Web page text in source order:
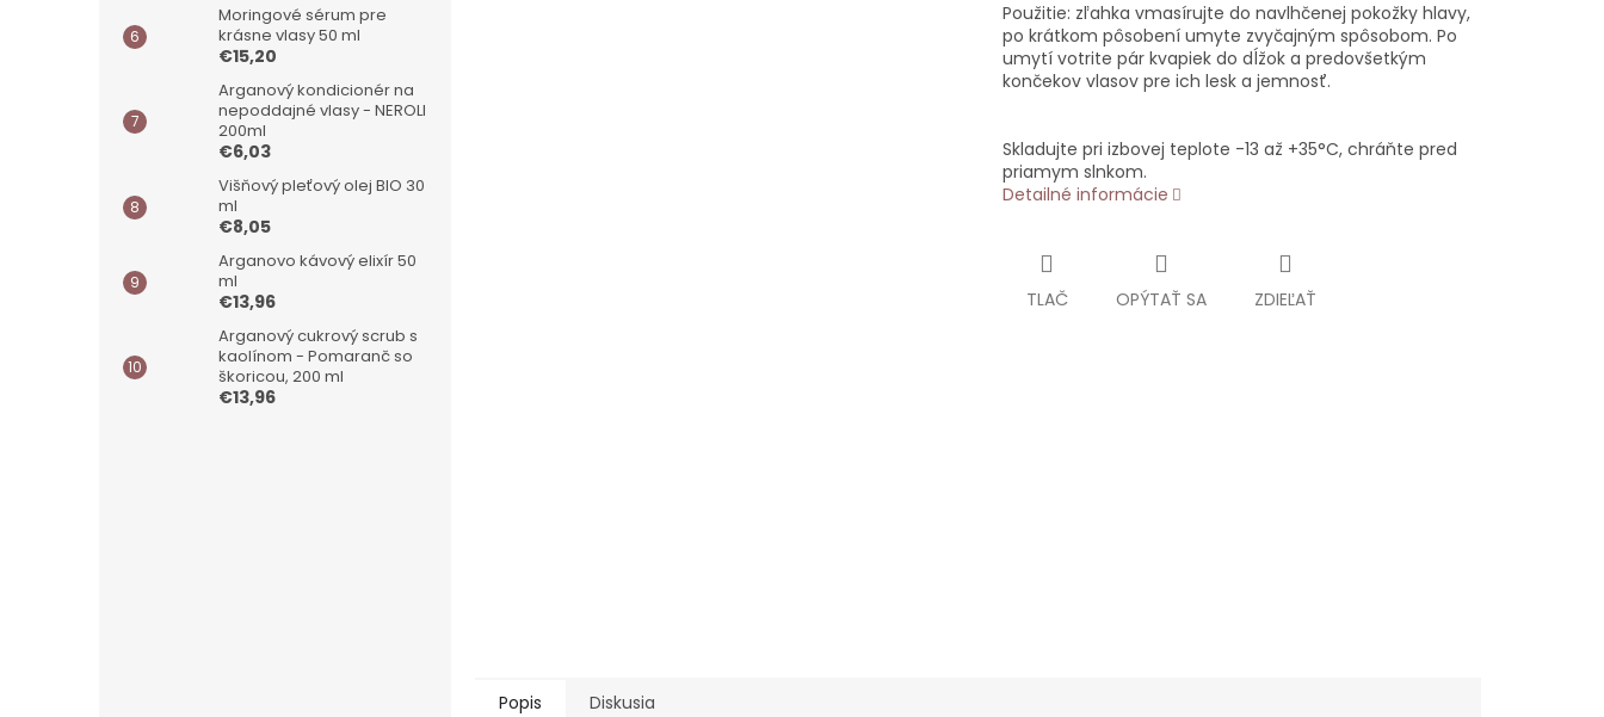
Moringové sérum pre
krásne vlasy 50 ml
€15,20
Arganový kondicionér na
nepoddajné vlasy - NEROLI
200ml
€6,03
Višňový pleťový olej BIO 30
ml
€8,05
Arganovo kávový elixír 50
ml
€13,96
Arganový cukrový scrub s
kaolínom - Pomaranč so
škoricou, 200 ml
€13,96
Použitie: zľahka vmasírujte do navlhčenej pokožky hlavy,
po krátkom pôsobení umyte zvyčajným spôsobom. Po
umytí votrite pár kvapiek do dĺžok a predovšetkým
končekov vlasov pre ich lesk a jemnosť.
Skladujte pri izbovej teplote -13 až +35°C, chráňte pred
priamym slnkom.
Detailné informácie
TLAČ OPÝTAŤ SA ZDIEĽAŤ
Popis Diskusia